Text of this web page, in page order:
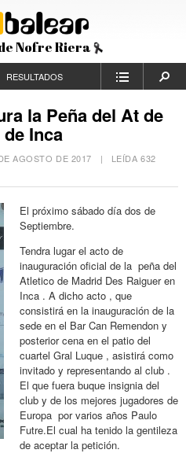
Nofre Riera
RESULTADOS
la Peña del At de
Inca
AGOSTO DE 2017 | LEÍDA 632
El próximo sábado día dos de
Septiembre.
Tendra lugar el acto de
inauguración oficial de la peña del
Atletico de Madrid Des Raiguer en
Inca . A dicho acto , que
consistirá en la inauguración de la
sede en el Bar Can Remendon y
posterior cena en el patio del
cuartel Gral Luque , asistirá como
invitado y representando al club .
El que fuera buque insignia del
club y de los mejores jugadores de
Europa por varios años Paulo
Futre.El cual ha tenido la gentileza
de aceptar la petición.